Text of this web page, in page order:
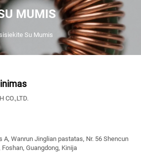
MUMIS
Su Mumis
CO.,LTD.
A, Wanrun Jinglian pastatas, Nr. 56 Shencun
Guangdong, Kinija